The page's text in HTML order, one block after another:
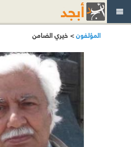
المؤلفون> خيري الضامن